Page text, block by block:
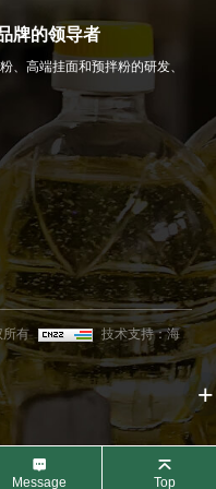
Message Top
牌的领导者
、高端挂面和预拌粉的研发、
所有
技术支持：海